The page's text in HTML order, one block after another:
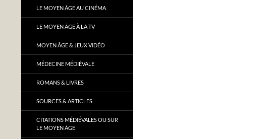
LE MOYEN ÂGE AU CINÉMA
LE MOYEN ÂGE À LA TV
MOYEN ÂGE & JEUX VIDÉO
MÉDECINE MÉDIÉVALE
ROMANS & LIVRES
SOURCES & ARTICLES
CITATIONS MÉDIÉVALES OU SUR
LE MOYEN ÂGE